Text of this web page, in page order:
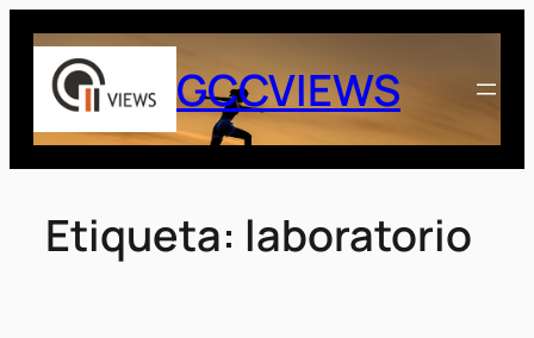
Saltar
contenido
GCCVIEWS
Etiqueta: laboratorio